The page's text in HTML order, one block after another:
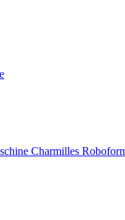
Charmilles